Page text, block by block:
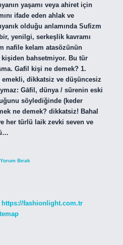
yaşamı veya ahiret için
ifade eden ahlak ve
olduğu anlamında Sufizm
yenilgi, serkeşlik kavramı
nafile kelam atasözünün
bahsetmiyor. Bu tür
Gafil kişi ne demek? 1.
emekli, dikkatsiz ve düşüncesiz
Gāfil, dünya / sürenin eski
söylediğinde (keder
ne demek? dikkatsiz! Bahal
her türlü laik zevki seven ve
Yorum Bırak
https://fashionlight.com.tr